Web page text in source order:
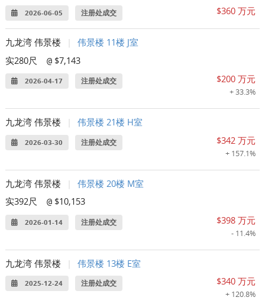
2026-06-05 注册处成交 $360 万元
九龙湾 伟景楼
伟景楼 11楼 J室
实280尺
@ $7,143
2026-04-17 注册处成交 $200 万元
+ 33.3%
九龙湾 伟景楼 伟景楼 21楼 H室
2026-03-30 注册处成交 $342 万元
+ 157.1%
九龙湾 伟景楼
伟景楼 20楼 M室
实392尺
@ $10,153
2026-01-14 注册处成交 $398 万元
- 11.4%
九龙湾 伟景楼 伟景楼 13楼 E室
2025-12-24 注册处成交 $340 万元
+ 120.8%